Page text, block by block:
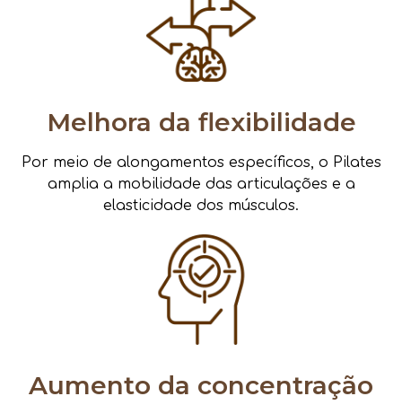
Melhora da flexibilidade
Por meio de alongamentos específicos, o Pilates
amplia a mobilidade das articulações e a
elasticidade dos músculos.
Aumento da concentração